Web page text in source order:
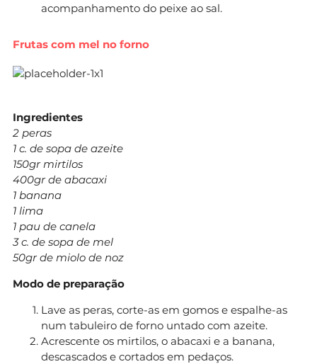
acompanhamento do peixe ao sal.
Frutas com mel no forno
Ingredientes
2 peras
1 c. de sopa de azeite
150gr mirtilos
400gr de abacaxi
1 banana
1 lima
1 pau de canela
3 c. de sopa de mel
50gr de miolo de noz
Modo de preparação
Lave as peras, corte-as em gomos e espalhe-as
num tabuleiro de forno untado com azeite.
Acrescente os mirtilos, o abacaxi e a banana,
descascados e cortados em pedaços.